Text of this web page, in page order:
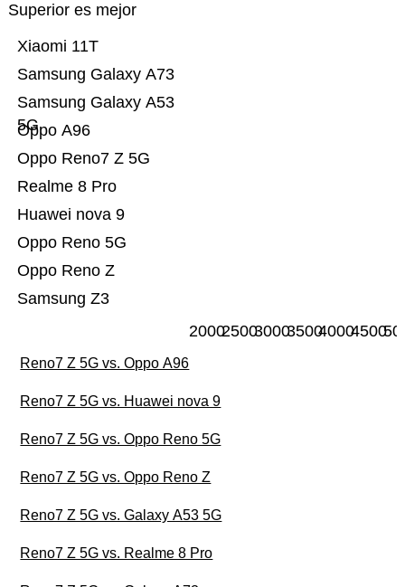
Superior es mejor
Samsung Z3
Oppo Reno Z
Oppo Reno 5G
Huawei nova 9
Realme 8 Pro
Oppo Reno7 Z 5G
Oppo A96
Samsung Galaxy A53
5G
Samsung Galaxy A73
Xiaomi 11T
200025003000350040004500
Reno7 Z 5G vs. Oppo A96
Reno7 Z 5G vs. Huawei nova 9
Reno7 Z 5G vs. Oppo Reno 5G
Reno7 Z 5G vs. Oppo Reno Z
Reno7 Z 5G vs. Galaxy A53 5G
Reno7 Z 5G vs. Realme 8 Pro